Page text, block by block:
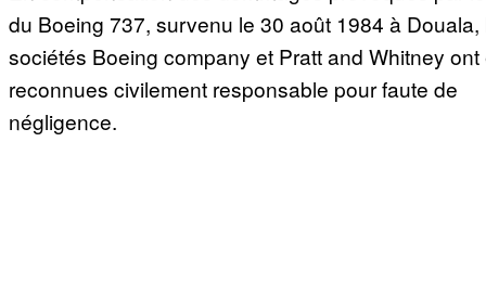
du Boeing 737, survenu le 30 août 1984 à Douala,
sociétés Boeing company et Pratt and Whitney ont
reconnues civilement responsable pour faute de
négligence.